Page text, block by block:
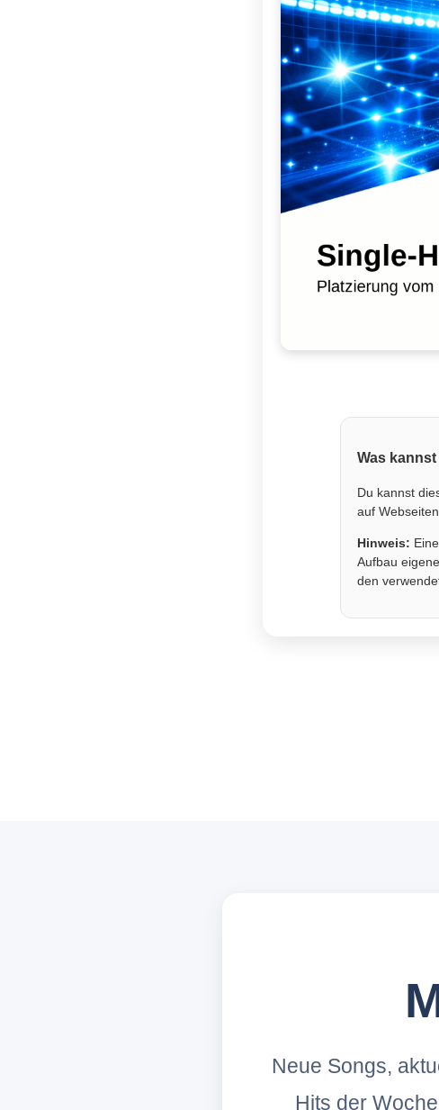
Was
Du kannst
auf Webseiten
Hinweis:
Aufbau
den
Neue Songs,
Hits der